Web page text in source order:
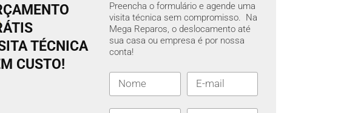
TÉCNICA
CUSTO!
Preencha o formulário e agende uma
visita técnica sem compromisso. Na
Mega Reparos, o deslocamento até
sua casa ou empresa é por nossa
conta!